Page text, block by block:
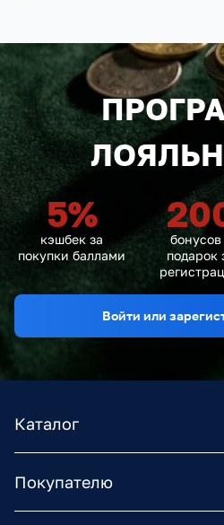
5%
кэшбек за
покупки баллами
бонусов
подарок
Войти или
Каталог
Покупателю